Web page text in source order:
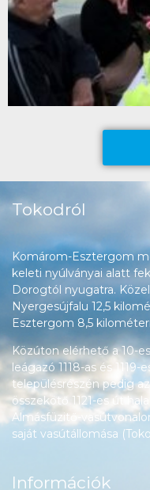
Tokodról
Komárom-Esztergom
keleti nyúlványai alatt
Dorogtól nyugatra.
Nyergesújfalu 12,5
Esztergom 8,5
Közúton elérhető a 10-
leágazó 1118-as és
településrészén pedig az
összekötő 1121-es út
Almásfüzitő-
saját vasútállomása
Információk